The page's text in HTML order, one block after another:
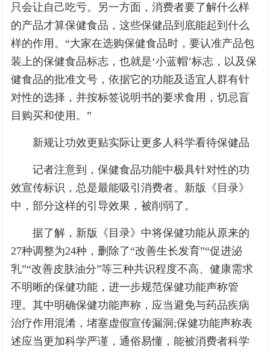
只会让自己吃亏。另一方面，消费者要了解什么样
的产品才算保健食品，这些保健品到底能起到什么
样的作用。“大家在选购保健食品时，要认准产品包
装上的保健食品标志，也就是‘小蓝帽’标志，以及保
健食品的批准文号，依据它的功能及适宜人群有针
对性的选择，并按标签说明书的要求食用，切忌盲
目购买和使用。”
新规让功效更贴实际让更多人科学看待保健品
记者注意到，保健食品功能中极具针对性的功
效宣传标识，总是最能吸引消费者。新版《目录》
中，部分这样的引导效果，被削弱了。
据了解，新版《目录》中将保健功能从原来的
27种调整为24种，删除了“改善生长发育”“促进泌
乳”“改善皮肤油分”等三种共识程度不高、健康需求
不明晰的保健功能，进一步规范保健功能声称管
理。其中明确保健功能声称，应当避免与药品疾病
治疗作用混淆，堵塞虚假宣传漏洞;保健功能声称表
述应当更加科学严谨，通俗易懂，能被消费者科学